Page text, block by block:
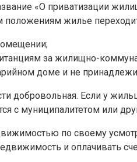
«О приватизации
жилье
за жилищно-
доме и не
добровольная. Если у
с муниципалитетом или
по своему
и оплачивать